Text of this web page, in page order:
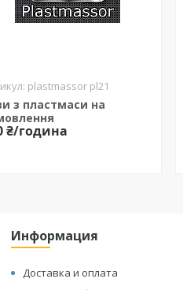
plastmassor pl21
з пластмаси на
₴/година
Информация
Доставка и оплата